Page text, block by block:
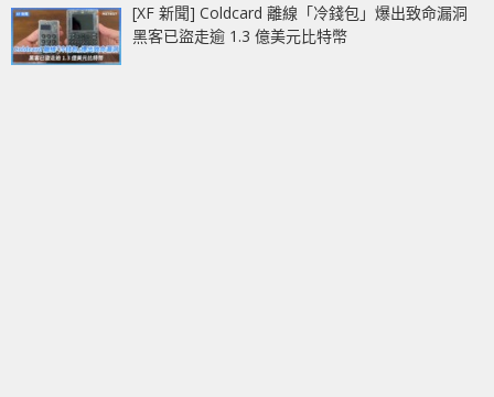
[XF 新聞] Coldcard 離線「冷錢包」爆出致命漏洞
黑客已盜走逾 1.3 億美元比特幣